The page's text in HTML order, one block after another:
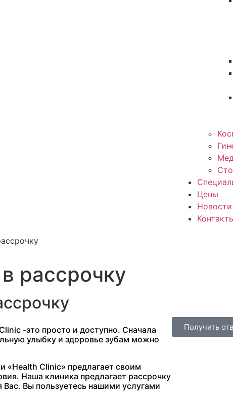
Цены
Новости
рассрочку
-это просто и доступно. Сначала
улыбку и здоровье зубам можно
«Health Clinic» предлагает своим
Наша клиника предлагает рассрочку
Вы пользуетесь нашими услугами
Получить